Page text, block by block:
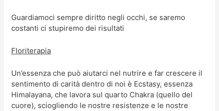
Guardiamoci sempre diritto negli occhi, se saremo
costanti ci stupiremo dei risultati
Floriterapia
Un’essenza che può aiutarci nel nutrire e far crescere il
sentimento di carità dentro di noi è Ecstasy, essenza
Himalayana, che lavora sul quarto Chakra (quello del
cuore), sciogliendo le nostre resistenze e le nostre